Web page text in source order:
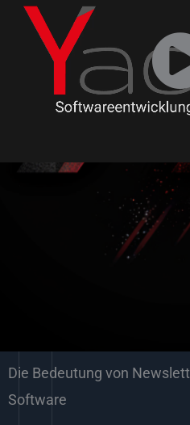
Die Bedeutung von
Software